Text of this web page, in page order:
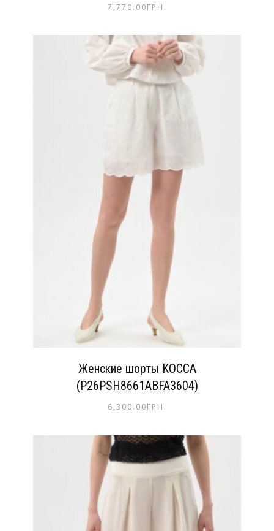
7,770.00ГРН.
Женские шорты KOCCA
(P26PSH8661ABFA3604)
6,300.00ГРН.